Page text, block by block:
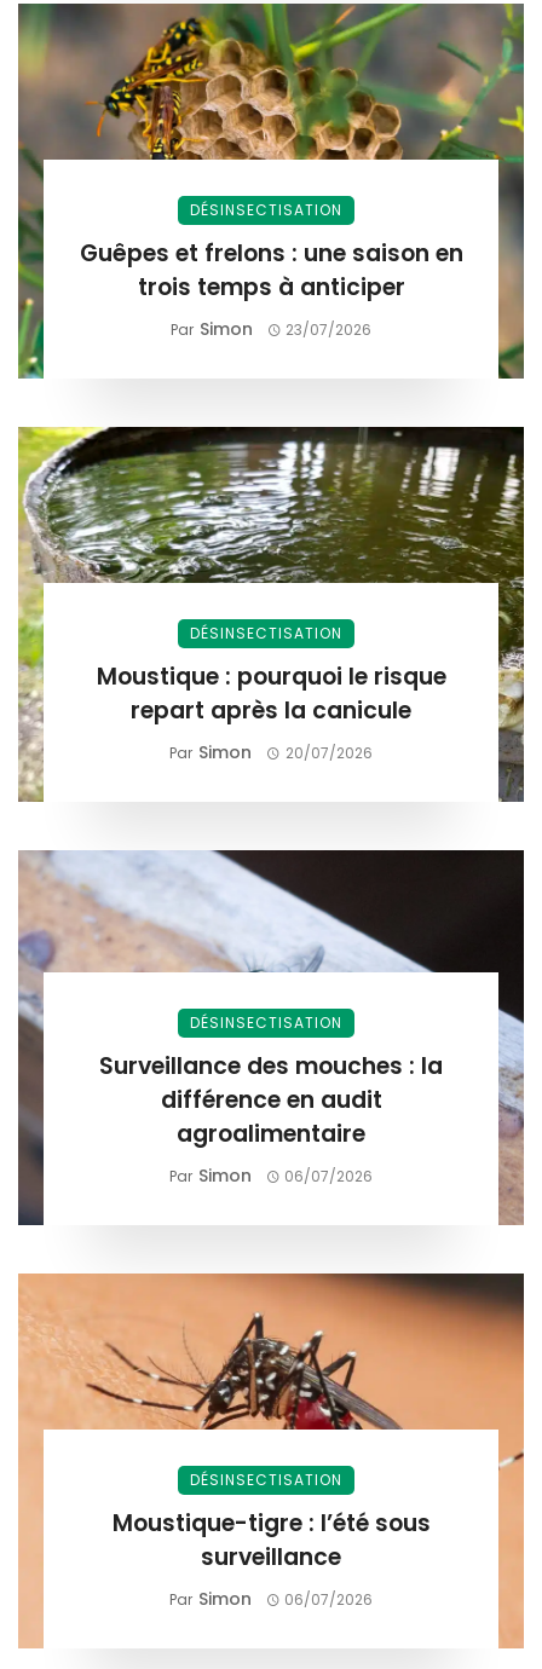
DÉSINSECTISATION
Guêpes et frelons : une saison en
trois temps à anticiper
Par Simon 23/07/2026
DÉSINSECTISATION
Moustique : pourquoi le risque
repart après la canicule
Par Simon 20/07/2026
DÉSINSECTISATION
Surveillance des mouches : la
différence en audit
agroalimentaire
Par Simon 06/07/2026
DÉSINSECTISATION
Moustique-tigre : l’été sous
surveillance
Par Simon 06/07/2026